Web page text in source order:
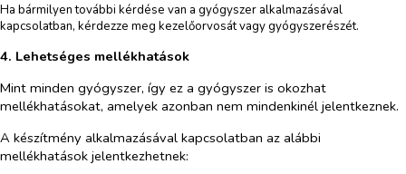
Ha bármilyen további kérdése van a gyógyszer alkalmazásával
kapcsolatban, kérdezze meg kezelőorvosát vagy gyógyszerészét.
4. Lehetséges mellékhatások
Mint minden gyógyszer, így ez a gyógyszer is okozhat
mellékhatásokat, amelyek azonban nem mindenkinél jelentkeznek.
A készítmény alkalmazásával kapcsolatban az alábbi
mellékhatások jelentkezhetnek: